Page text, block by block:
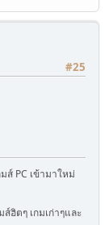
#25
ส์ PC เข้ามาใหม่
ส์ฮิตๆ เกมเก่าๆและ